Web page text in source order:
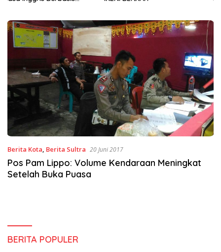
Berita Kota, Berita Sultra 20 Juni 2017
Pos Pam Lippo: Volume Kendaraan Meningkat
Setelah Buka Puasa
BERITA POPULER